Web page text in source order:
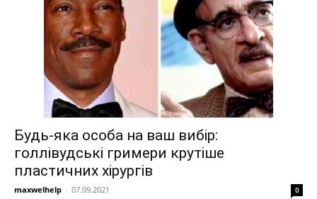
Будь-яка особа на ваш вибір:
голлівудські гримери крутіше
пластичних хірургів
maxwelhelp - 07.09.2021 0